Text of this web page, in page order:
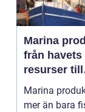
Marina
från havets
resurser till
hållbara
upplevelser
Marina
mer än bara